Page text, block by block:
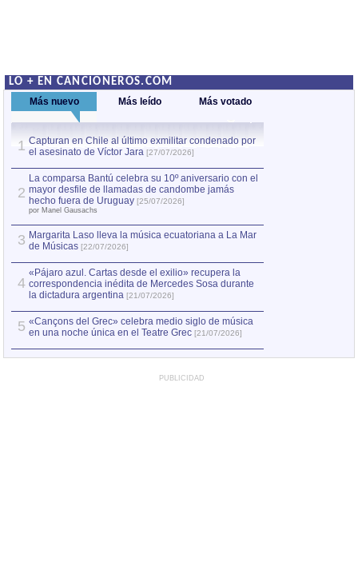
LO + EN CANCIONEROS.COM
Más nuevo Más leído Más votado
1 Capturan en Chile al último exmilitar condenado por
el asesinato de Víctor Jara [27/07/2026]
2
La comparsa Bantú celebra su 10º aniversario con el
mayor desfile de llamadas de candombe jamás
hecho fuera de Uruguay [25/07/2026]
por Manel Gausachs
3 Margarita Laso lleva la música ecuatoriana a La Mar
de Músicas [22/07/2026]
4
«Pájaro azul. Cartas desde el exilio» recupera la
correspondencia inédita de Mercedes Sosa durante
la dictadura argentina [21/07/2026]
5 «Cançons del Grec» celebra medio siglo de música
en una noche única en el Teatre Grec [21/07/2026]
PUBLICIDAD